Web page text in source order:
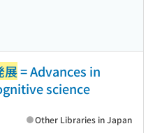
展= Advances in
science
Other Libraries in Japan